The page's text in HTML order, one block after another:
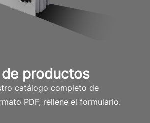
productos
catálogo completo de
PDF, rellene el formulario.